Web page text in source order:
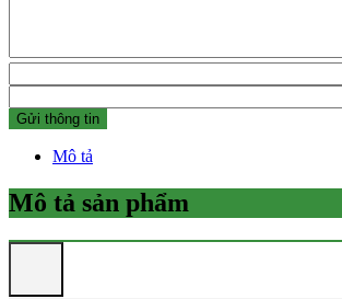
Mô tả
Mô tả sản phẩm